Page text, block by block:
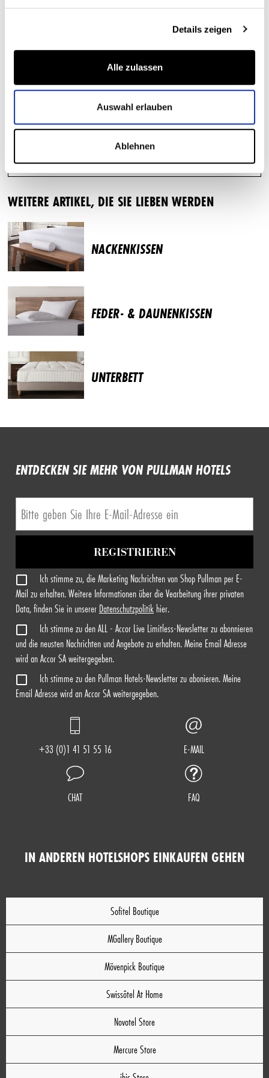
Details zeigen
Alle zulassen
Auswahl erlauben
Ablehnen
Satinband-Abschluss. Konzipiert für erholsame,
Bettwäscheset die perfekte Balance aus Eleganz,
Langlebigkeit und Komfort – ganz wie ein Aufenthalt in
den Pullman Hotels. Wählen Sie zwischen Natur- oder
Kunstfaserfüllung, ganz nach Ihren persönlichen
WEITERE ARTIKEL, DIE SIE LIEBEN WERDEN
NACKENKISSEN
FEDER- & DAUNENKISSEN
UNTERBETT
ENTDECKEN SIE MEHR VON PULLMAN HOTELS
REGISTRIEREN
Ich stimme zu, die Marketing Nachrichten von Shop Pullman per E-
Mail zu erhalten. Weitere Informationen über die Vearbeitung ihrer privaten
Data, finden Sie in unserer Datenschutzpolitikhier.
Ich stimme zu den ALL - Accor Live Limitless-Newsletter zu abonnieren
und die neusten Nachrichten und Angebote zu erhalten. Meine Email Adresse
wird an Accor SA weitergegeben.
Ich stimme zu den Pullman Hotels-Newsletter zu abonieren. Meine
Email Adresse wird an Accor SA weitergegeben.
+33 (0)1 41 51 55 16 E-MAIL
CHAT FAQ
IN ANDEREN HOTELSHOPS EINKAUFEN GEHEN
Sofitel Boutique
MGallery Boutique
Mövenpick Boutique
Swissôtel At Home
Novotel Store
Mercure Store